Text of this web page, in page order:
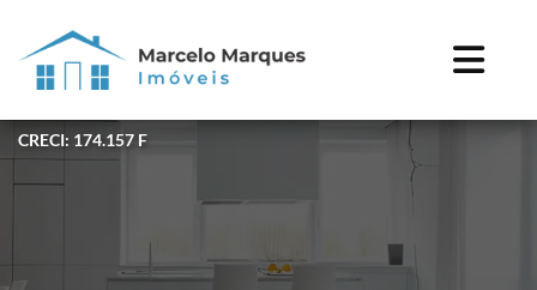
CRECI: 174.157 F